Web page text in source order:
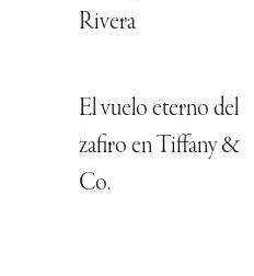
Rivera
El vuelo eterno del
zafiro en Tiffany &
Co.